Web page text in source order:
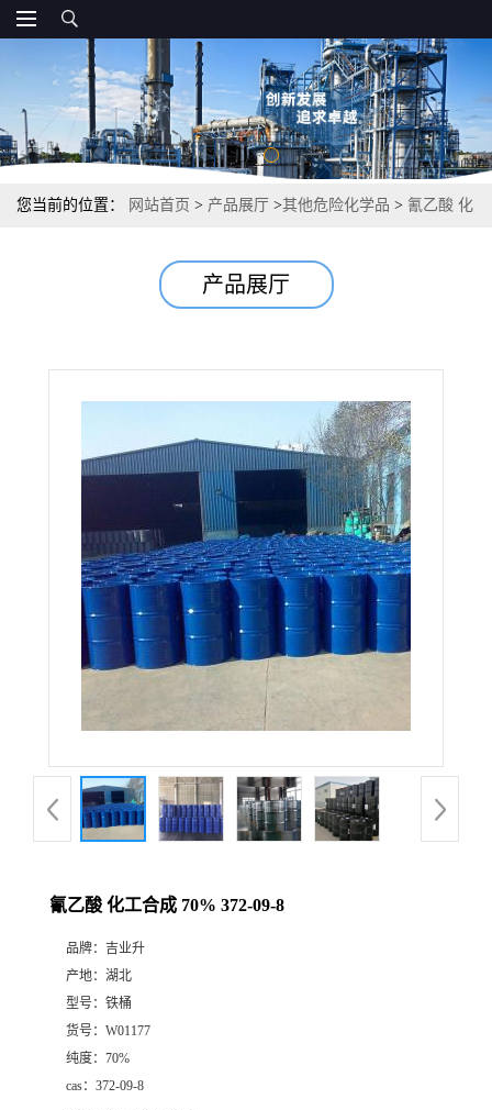
您当前的位置： 网站首页 > 产品展厅 >其他危险化学品 > 氰乙酸 化
产品展厅
氰乙酸 化工合成 70% 372-09-8
品牌： 吉业升
产地： 湖北
型号： 铁桶
货号： W01177
纯度： 70%
cas： 372-09-8